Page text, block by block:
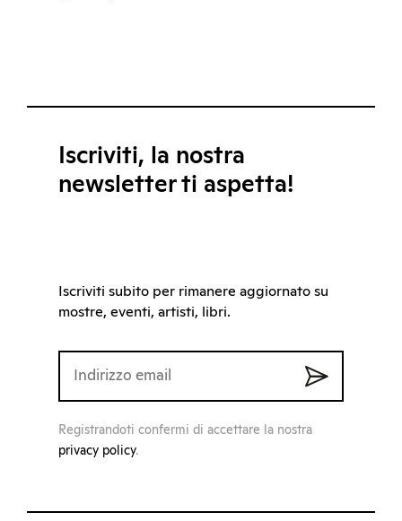
Iscriviti, la nostra
newsletter ti aspetta!
Iscriviti subito per rimanere aggiornato su
mostre, eventi, artisti, libri.
Registrandoti confermi di accettare la nostra
privacy policy.